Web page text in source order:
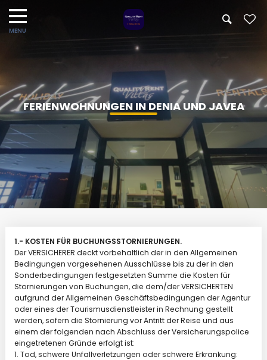
FERIENWOHNUNGEN IN DENIA UND JAVEA
1.- KOSTEN FÜR BUCHUNGSSTORNIERUNGEN.
Der VERSICHERER deckt vorbehaltlich der in den Allgemeinen
Bedingungen vorgesehenen Ausschlüsse bis zu der in den
Sonderbedingungen festgesetzten Summe die Kosten für
Stornierungen von Buchungen, die dem/der VERSICHERTEN
aufgrund der Allgemeinen Geschäftsbedingungen der Agentur
oder eines der Tourismusdienstleister in Rechnung gestellt
werden, sofern die Stornierung vor Antritt der Reise und aus
einem der folgenden nach Abschluss der Versicherungspolice
eingetretenen Gründe erfolgt ist:
1. Tod, schwere Unfallverletzungen oder schwere Erkrankung: